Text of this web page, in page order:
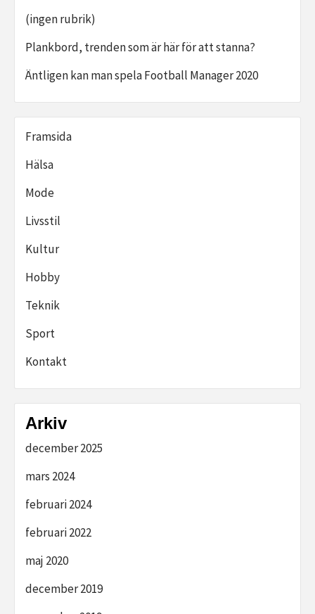
(ingen rubrik)
Plankbord, trenden som är här för att stanna?
Äntligen kan man spela Football Manager 2020
Framsida
Hälsa
Mode
Livsstil
Kultur
Hobby
Teknik
Sport
Kontakt
Arkiv
december 2025
mars 2024
februari 2024
februari 2022
maj 2020
december 2019